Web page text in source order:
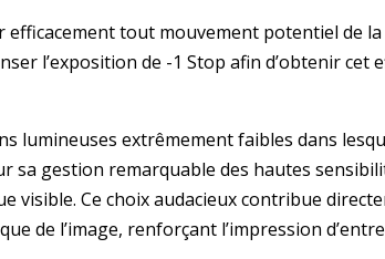
efficacement tout mouvement potentiel de
l’exposition de -1 Stop afin d’obtenir cet
lumineuses extrêmement faibles dans
sa gestion remarquable des hautes
visible. Ce choix audacieux contribue
de l’image, renforçant l’impression
En continuant, vous acceptez la politique